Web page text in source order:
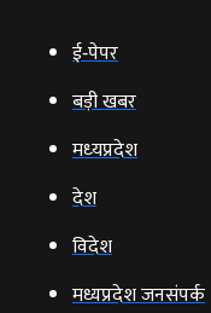
ई‑पेपर
बड़ी खबर
मध्‍यप्रदेश
देश
विदेश
मध्यप्रदेश जनसंपर्क